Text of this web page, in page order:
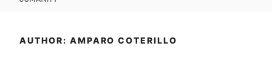
AUTHOR: AMPARO COTERILLO